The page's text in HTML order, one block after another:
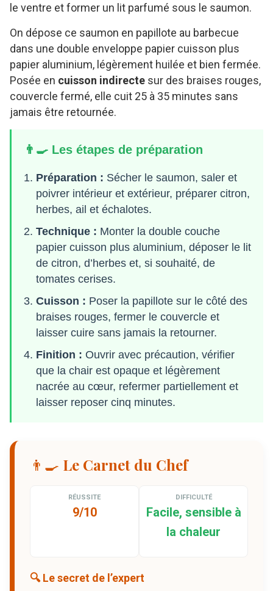
le ventre et former un lit parfumé sous le saumon.
On dépose ce saumon en papillote au barbecue
dans une double enveloppe papier cuisson plus
papier aluminium, légèrement huilée et bien fermée.
Posée en cuisson indirecte sur des braises rouges,
couvercle fermé, elle cuit 25 à 35 minutes sans
jamais être retournée.
👨‍🍳 Les étapes de préparation
Préparation : Sécher le saumon, saler et
poivrer intérieur et extérieur, préparer citron,
herbes, ail et échalotes.
Technique : Monter la double couche
papier cuisson plus aluminium, déposer le lit
de citron, d’herbes et, si souhaité, de
tomates cerises.
Cuisson : Poser la papillote sur le côté des
braises rouges, fermer le couvercle et
laisser cuire sans jamais la retourner.
Finition : Ouvrir avec précaution, vérifier
que la chair est opaque et légèrement
nacrée au cœur, refermer partiellement et
laisser reposer cinq minutes.
👨‍🍳 Le Carnet du Chef
RÉUSSITE
9/10
DIFFICULTÉ
Facile, sensible à
la chaleur
🔍 Le secret de l’expert